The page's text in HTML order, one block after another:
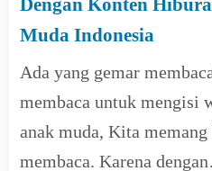
Dengan Konten
Muda Indonesia
Ada yang gemar
membaca untuk mengisi
anak muda, Kita
membaca. Karena